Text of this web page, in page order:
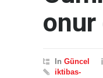
onur
In Güncel
iktibas-